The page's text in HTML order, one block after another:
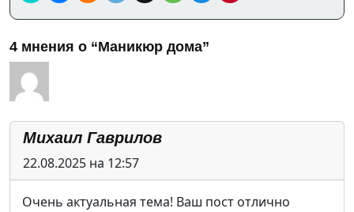
4 мнения о “Маникюр дома”
Михаил Гаврилов
22.08.2025 на 12:57
Очень актуальная тема! Ваш пост отлично